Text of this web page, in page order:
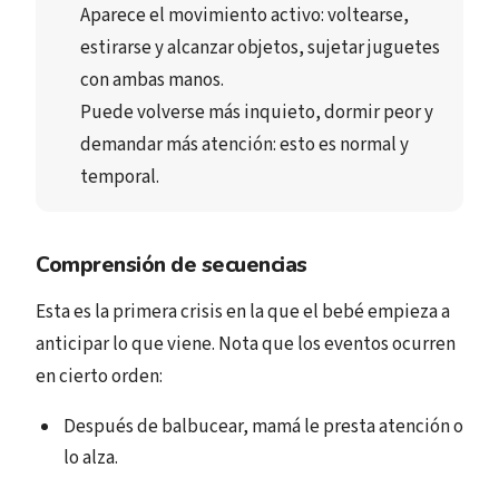
Aparece el movimiento activo: voltearse,
estirarse y alcanzar objetos, sujetar juguetes
con ambas manos.
Puede volverse más inquieto, dormir peor
demandar más atención: esto es normal y
temporal.
Comprensión de secuencias
Esta es la primera crisis en la que el bebé empieza a
anticipar lo que viene. Nota que los eventos ocurren
en cierto orden:
Después de balbucear, mamá le presta atención o
lo alza.